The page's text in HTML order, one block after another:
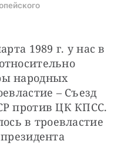
1989 г. у нас в
народных
– Съезд
против ЦК КПСС.
в троевластие
свое гражданство РФ
или